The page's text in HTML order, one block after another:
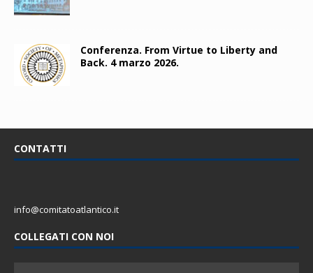
Conferenza. From Virtue to Liberty and
Back. 4 marzo 2026.
CONTATTI
info@comitatoatlantico.it
COLLEGATI CON NOI